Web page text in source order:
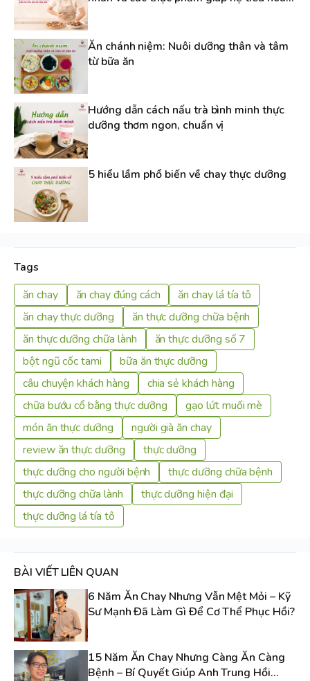
Ăn chánh niệm: Nuôi dưỡng thân và tâm
từ bữa ăn
Hướng dẫn cách nấu trà bình minh thực
dưỡng thơm ngon, chuẩn vị
5 hiểu lầm phổ biến về chay thực dưỡng
Tags
ăn chay
ăn chay đúng cách
ăn chay lá tía tô
ăn chay thực dưỡng
ăn thực dưỡng chữa bệnh
ăn thực dưỡng chữa lành
ăn thực dưỡng số 7
bột ngũ cốc tami
bữa ăn thực dưỡng
câu chuyện khách hàng
chia sẻ khách hàng
chữa bướu cổ bằng thực dưỡng
gạo lứt muối mè
món ăn thực dưỡng
người già ăn chay
review ăn thực dưỡng
thực dưỡng
thực dưỡng cho người bệnh
thực dưỡng chữa bệnh
thực dưỡng chữa lành
thực dưỡng hiện đại
thực dưỡng lá tía tô
BÀI VIẾT LIÊN QUAN
6 Năm Ăn Chay Nhưng Vẫn Mệt Mỏi – Kỹ
Sư Mạnh Đã Làm Gì Để Cơ Thể Phục Hồi?
15 Năm Ăn Chay Nhưng Càng Ăn Càng
Bệnh – Bí Quyết Giúp Anh Trung Hồi